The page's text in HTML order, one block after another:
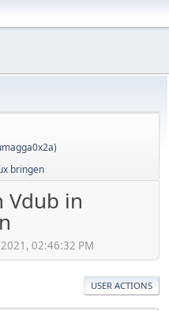
)
bringen
Vdub in
02:46:32 PM
USER ACTIONS